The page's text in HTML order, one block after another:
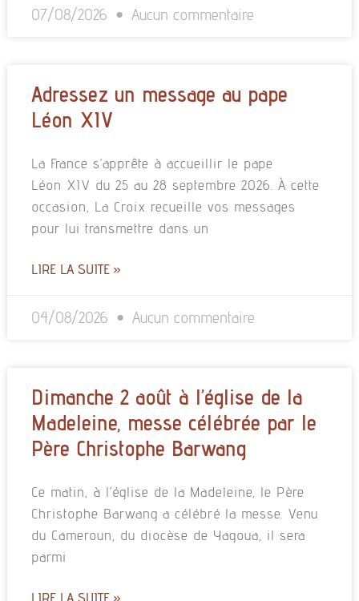
07/08/2026 Aucun commentaire
Adressez un message au pape
Léon XIV
La France s’apprête à accueillir le pape
Léon XIV du 25 au 28 septembre 2026. À cette
occasion, La Croix recueille vos messages
pour lui transmettre dans un
LIRE LA SUITE »
04/08/2026 Aucun commentaire
Dimanche 2 août à l’église de la
Madeleine, messe célébrée par le
Père Christophe Barwang
Ce matin, à l’église de la Madeleine, le Père
Christophe Barwang a célébré la messe. Venu
du Cameroun, du diocèse de Yagoua, il sera
parmi
LIRE LA SUITE »